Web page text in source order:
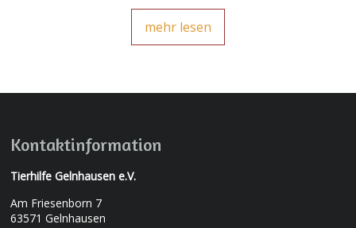
mehr lesen
Kontaktinformation
Tierhilfe Gelnhausen e.V.
Am Friesenborn 7
63571 Gelnhausen